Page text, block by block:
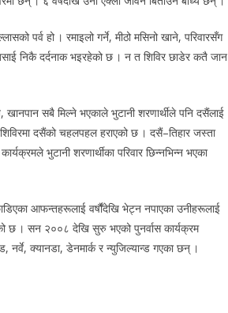
पर्व हो । रमाइलो गर्ने, मीठो मसिनो खाने, परिवारसँग
निकै दर्दनाक भइरहेको छ । न त शिविर छाडेर कतै जान
खानपान सबै मिल्ने भएकाले भुटानी शरणार्थीले पनि दसैंलाई
दसैंको चहलपहल हराएको छ । दसैं–तिहार जस्ता
भुटानी शरणार्थीका परिवार छिन्नभिन्न भएका
आफन्तहरूलाई वर्षौंदेखि भेट्न नपाएका उनीहरूलाई
छ । सन २००८ देखि सुरु भएको पुनर्वास कार्यक्रम
नर्वे, क्यानडा, डेनमार्क र न्युजिल्यान्ड गएका छन् ।